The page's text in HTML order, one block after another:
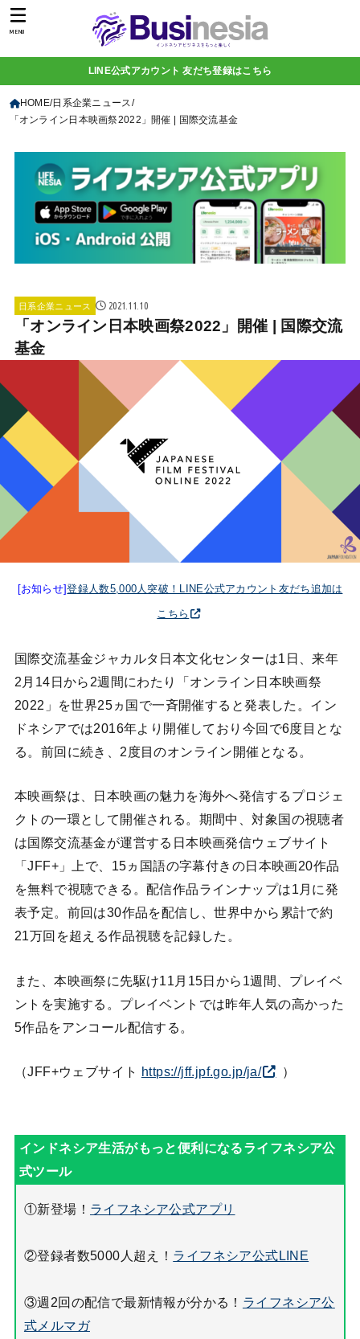
MENU
LINE公式アカウント 友だち登録はこちら
HOME 日系企業ニュース
「オンライン日本映画祭2022」開催 | 国際交流基金
日系企業ニュース 2021.11.10
「オンライン日本映画祭2022」開催 | 国際交流
基金
[お知らせ]登録人数5,000人突破！LINE公式アカウント友だち追加は
こちら
国際交流基金ジャカルタ日本文化センターは1日、来年
2月14日から2週間にわたり「オンライン日本映画祭
2022」を世界25ヵ国で一斉開催すると発表した。イン
ドネシアでは2016年より開催しており今回で6度目とな
る。前回に続き、2度目のオンライン開催となる。
本映画祭は、日本映画の魅力を海外へ発信するプロジェ
クトの一環として開催される。期間中、対象国の視聴者
は国際交流基金が運営する日本映画発信ウェブサイト
「JFF+」上で、15ヵ国語の字幕付きの日本映画20作品
を無料で視聴できる。配信作品ラインナップは1月に発
表予定。前回は30作品を配信し、世界中から累計で約
21万回を超える作品視聴を記録した。
また、本映画祭に先駆け11月15日から1週間、プレイベ
ントを実施する。プレイベントでは昨年人気の高かった
5作品をアンコール配信する。
（JFF+ウェブサイト https://jff.jpf.go.jp/ja/ ）
①新登場！ ライフネシア公式アプリ
②登録者数5000人超え！ ライフネシア公式LINE
③週2回の配信で最新情報が分かる！ ライフネシア公
式メルマガ